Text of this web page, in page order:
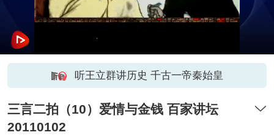
听王立群讲历史 千古一帝秦始皇
三言二拍（10）爱情与金钱 百家讲坛
20110102